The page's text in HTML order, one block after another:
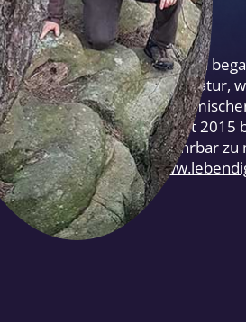
Jahren alles hinter sich und
Aufenthalten in der Natur,
galt insbesondere der
der Dolmen kennen. Seit 2015
zu ergründen und erfahrbar
an. Kontakt: